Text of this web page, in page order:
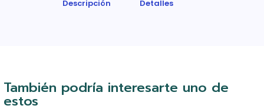
Descripción Detalles
También podría interesarte uno de
estos